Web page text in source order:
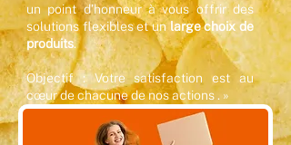
un point d’honneur à vous offrir des
solutions flexibles et un large choix de
produits.
Objectif : Votre satisfaction est au
cœur de chacune de nos actions . »